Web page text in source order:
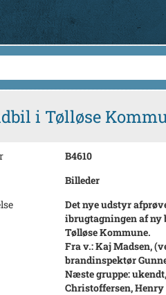
i Tølløse
B4610
Billeder
Det nye udstyr
ibrugtagningen af ny
Tølløse Kommune.
Fra v.: Kaj Madsen,
brandinspektør
Næste gruppe:
Christoffersen,